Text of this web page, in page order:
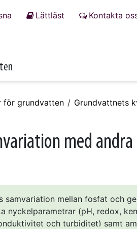
Lättläst Kontakta
för grundvatten Grundvattnets
med andra
samvariation mellan fosfat och
nyckelparametrar (pH, redox,
och turbiditet) samt